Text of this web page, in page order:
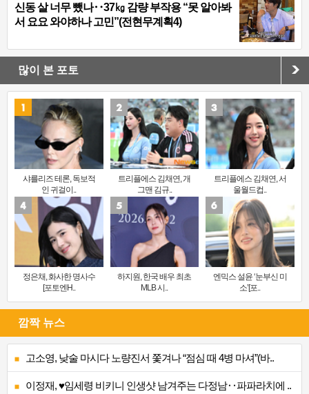
신동 살 너무 뺐나‥37㎏ 감량 부작용 “못 알아봐
서 요요 와야하나 고민”(전현무계획4)
많이 본 포토
샤를리즈 테론, 독보적
인 귀걸이..
트리플에스 김채연, 개
그맨 김규..
트리플에스 김채연, 서
울월드컵..
정은채, 화사한 명사수
[포토엔H..
하지원, 한국 배우 최초
MLB 시..
엔믹스 설윤 ‘눈부신 미
소’[포..
깜짝 뉴스
고소영, 낮술 마시다 노량진서 쫓겨나 “점심 때 4병 마셔”(바..
이정재, ♥임세령 비키니 인생샷 남겨주는 다정남‥파파라치에 ..